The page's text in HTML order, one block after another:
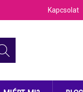
Kapcsolat